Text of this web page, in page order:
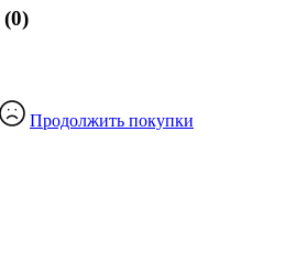
(0)
Продолжить покупки